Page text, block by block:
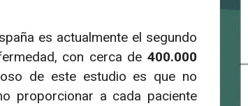
es actualmente el segundo
con cerca de 400.000
de este estudio es que no
proporcionar a cada paciente